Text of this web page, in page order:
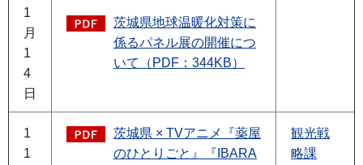
1
月
1
4
日
茨城県地球温暖化対策に
係るパネル展の開催につ
いて（PDF：344KB）
1
1
茨城県 × TVアニメ『薬屋
のひとりごと』『IBARA
観光戦
略課